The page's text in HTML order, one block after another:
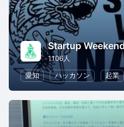
Startup
1106人
愛知
ハッカソン 起業